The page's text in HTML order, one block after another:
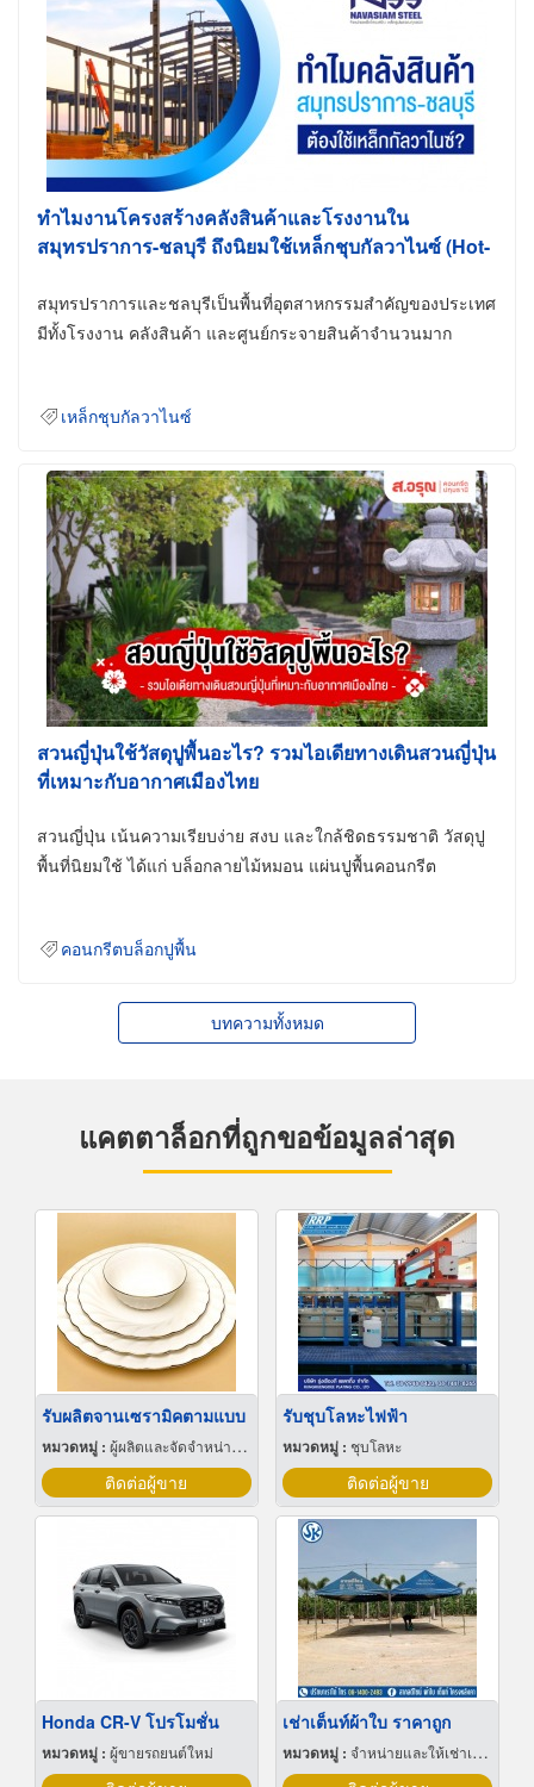
ทำไมงานโครงสร้างคลังสินค้าและโรงงานใน
สมุทรปราการ-ชลบุรี ถึงนิยมใช้เหล็กชุบกัลวาไนซ์ (Hot-
สมุทรปราการและชลบุรีเป็นพื้นที่อุตสาหกรรมสำคัญของประเทศ
มีทั้งโรงงาน คลังสินค้า และศูนย์กระจายสินค้าจำนวนมาก
เหล็กชุบกัลวาไนซ์
สวนญี่ปุ่นใช้วัสดุปูพื้นอะไร? รวมไอเดียทางเดินสวนญี่ปุ่น
ที่เหมาะกับอากาศเมืองไทย
สวนญี่ปุ่น เน้นความเรียบง่าย สงบ และใกล้ชิดธรรมชาติ วัสดุปู
พื้นที่นิยมใช้ ได้แก่ บล็อกลายไม้หมอน แผ่นปูพื้นคอนกรีต
คอนกรีตบล็อกปูพื้น
บทความทั้งหมด
แคตตาล็อกที่ถูกขอข้อมูลล่าสุด
รับผลิตจานเซรามิคตามแบบ
หมวดหมู่ : ผู้ผลิตและจัดจำหน่ายกระเบื้องเซรามิก
ติดต่อผู้ขาย
รับชุบโลหะไฟฟ้า
หมวดหมู่ : ชุบโลหะ
ติดต่อผู้ขาย
Honda CR-V โปรโมชั่น
หมวดหมู่ : ผู้ขายรถยนต์ใหม่
เช่าเต็นท์ผ้าใบ ราคาถูก
หมวดหมู่ : จำหน่ายและให้เช่าเต็นท์